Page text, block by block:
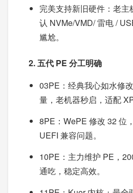
完美支持新旧硬件：老主
认 NVMe/VMD/ 雷电 /
尴尬。
2. 五代 PE 分工明确
03PE：经典我心如水修
量，老机器秒启，适配
8PE：WePE 修改 32 位
UEFI 兼容问题。
10PE：主力维护 PE，
通吃，稳定高效。